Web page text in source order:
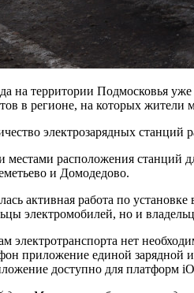
на территории Подмосковья
в регионе, на которых жители
электрозарядных
расположения станций
и Домодедово.
активная работа по
электромобилей, но и
электротранспорта нет
приложение единой зарядной
доступно для платформ